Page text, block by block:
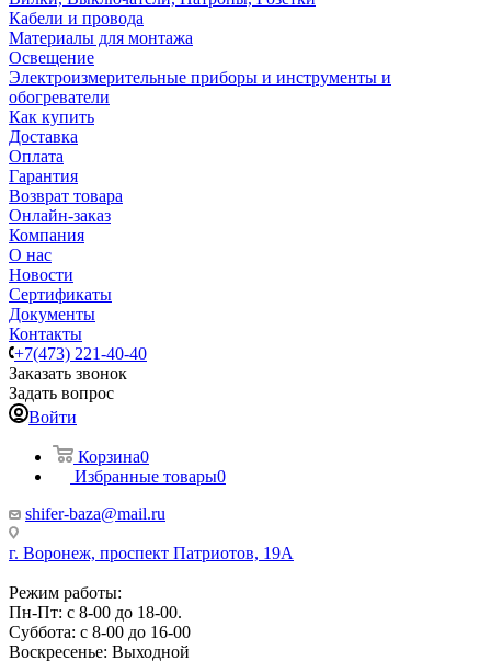
Кабели и провода
Материалы для монтажа
Освещение
Электроизмерительные приборы и инструменты и
обогреватели
Как купить
Доставка
Оплата
Гарантия
Возврат товара
Онлайн-заказ
Компания
О нас
Новости
Сертификаты
Документы
Контакты
+7(473) 221-40-40
Заказать звонок
Задать вопрос
Войти
Корзина0
Избранные товары0
shifer-baza@mail.ru
г. Воронеж, проспект Патриотов, 19А
Режим работы:
Пн-Пт: с 8-00 до 18-00.
Суббота: с 8-00 до 16-00
Воскресенье: Выходной